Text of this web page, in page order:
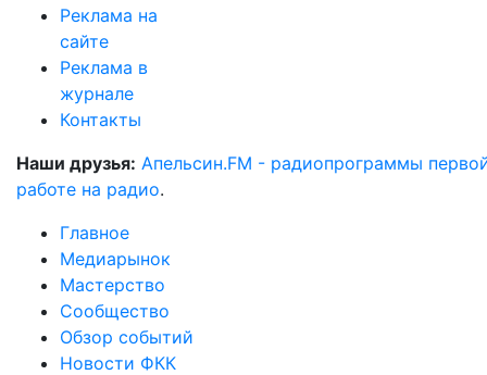
Реклама на
сайте
Реклама в
журнале
Контакты
Наши друзья: Апельсин.FM - радиопрограммы
работе на радио.
Главное
Медиарынок
Мастерство
Сообщество
Обзор событий
Новости ФКК